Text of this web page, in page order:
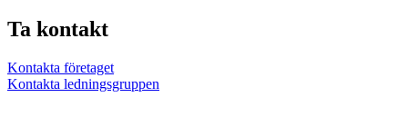
Ta kontakt
Kontakta företaget
Kontakta ledningsgruppen